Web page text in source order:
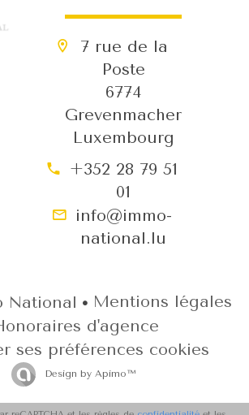
7 rue de la
Poste
6774
Grevenmacher
Luxembourg
+352 28 79 51
01
info@immo-
national.lu
National
Mentions légales
d'agence
ses préférences cookies
Design by Apimo™